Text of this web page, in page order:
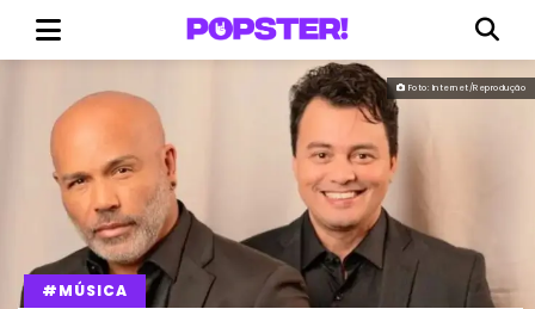
Foto: Internet/Reprodução
#MÚSICA